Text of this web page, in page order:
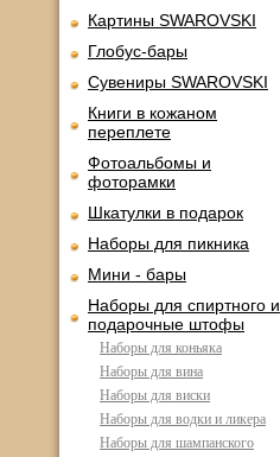
Картины SWAROVSKI
Глобус-бары
Сувениры SWAROVSKI
Книги в кожаном
переплете
Фотоальбомы и
фоторамки
Шкатулки в подарок
Наборы для пикника
Мини - бары
Наборы для спиртного и
подарочные штофы
Наборы для коньяка
Наборы для вина
Наборы для виски
Наборы для водки и ликера
Наборы для шампанского